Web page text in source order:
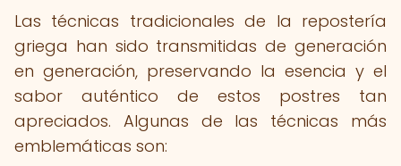
Las técnicas tradicionales de la repostería
griega han sido transmitidas de generación
en generación, preservando la esencia y el
sabor auténtico de estos postres tan
apreciados. Algunas de las técnicas más
emblemáticas son: